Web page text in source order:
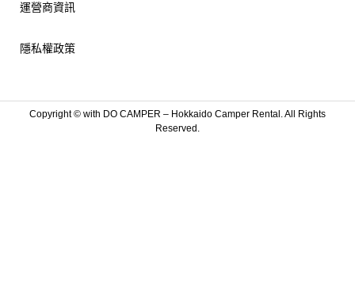
運營商資訊
隱私權政策
Copyright © with DO CAMPER – Hokkaido Camper Rental. All Rights
Reserved.